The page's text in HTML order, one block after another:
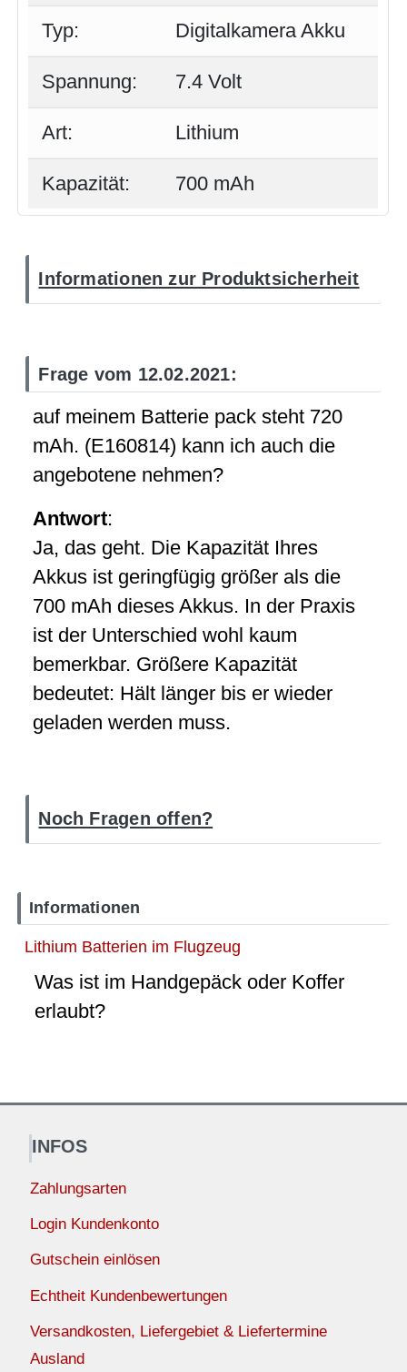
Typ: Digitalkamera Akku
Spannung: 7.4 Volt
Art: Lithium
Kapazität: 700 mAh
Informationen zur Produktsicherheit
Frage vom 12.02.2021:
auf meinem Batterie pack steht 720
mAh. (E160814) kann ich auch die
angebotene nehmen?
Antwort:
Ja, das geht. Die Kapazität Ihres
Akkus ist geringfügig größer als die
700 mAh dieses Akkus. In der Praxis
ist der Unterschied wohl kaum
bemerkbar. Größere Kapazität
bedeutet: Hält länger bis er wieder
geladen werden muss.
Noch Fragen offen?
Informationen
Lithium Batterien im Flugzeug
Was ist im Handgepäck oder Koffer
erlaubt?
INFOS
Zahlungsarten
Login Kundenkonto
Gutschein einlösen
Echtheit Kundenbewertungen
Versandkosten, Liefergebiet & Liefertermine
Ausland